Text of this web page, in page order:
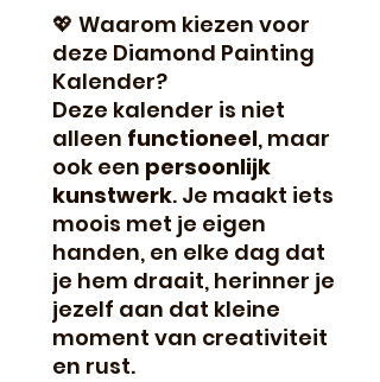
💖 Waarom kiezen voor
deze Diamond Painting
Kalender?
Deze kalender is niet
alleen functioneel, maar
ook een persoonlijk
kunstwerk. Je maakt iets
moois met je eigen
handen, en elke dag dat
je hem draait, herinner je
jezelf aan dat kleine
moment van creativiteit
en rust.